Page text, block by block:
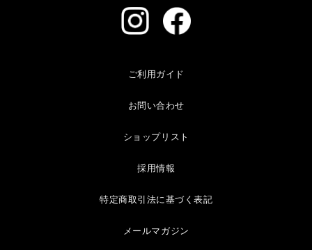
ご利用ガイド
お問い合わせ
ショップリスト
採用情報
特定商取引法に基づく表記
メールマガジン